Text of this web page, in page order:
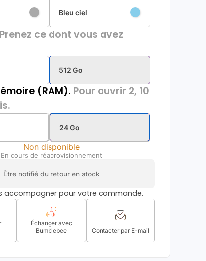
Bleu ciel
Prenez ce dont vous avez
512 Go
(RAM). Pour ouvrir 2, 10
24 Go
Non disponible
En cours de réaprovisionnement
Être notifié du retour en stock
accompagner pour votre commande.
Échanger avec
Bumblebee
Contacter par E-mail